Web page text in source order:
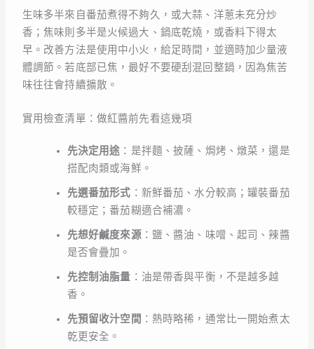
生味多半來自番茄煮得不夠久，或大蒜、洋蔥未充分炒
香；焦味則多半是火候過大、鍋底乾燒，或香料下得太
早。改善方法是使用中小火，給足時間，並適時加少量液
體調節。若底部已焦，最好不要硬刮混回整鍋，因為焦苦
味往往會持續擴散。
實用檢查清單：做紅醬前先看這幾項
先決定用途 ：是拌麵、披薩、焗烤、燉菜，還是
搭配肉類或海鮮。
先選番茄形式 ：新鮮番茄、水分較高；罐裝番茄
較穩定；番茄糊適合補濃。
先想好鹹度來源 ：鹽、醬油、味噌、起司、辣醬
是否會疊加。
先控制油脂量 ：油是帶香與平衡，不是越多越
香。
先預留收汁空間 ：熱時略稀，通常比一開始煮太
乾更安全。